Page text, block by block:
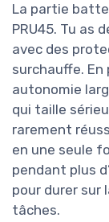
La partie
PRU45. Tu as
avec des
surchauffe.
autonomie
qui taille
rarement
en une seule
pendant plus
pour durer sur
tâches.